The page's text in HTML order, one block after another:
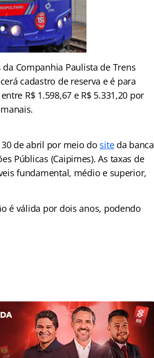
Companhia Paulista de Trens
cadastro de reserva e é para
R$ 1.598,67 e R$ 5.331,20 por
de abril por meio do siteda banca
Públicas (Caipimes). As taxas de
fundamental, médio e superior,
é válida por dois anos, podendo